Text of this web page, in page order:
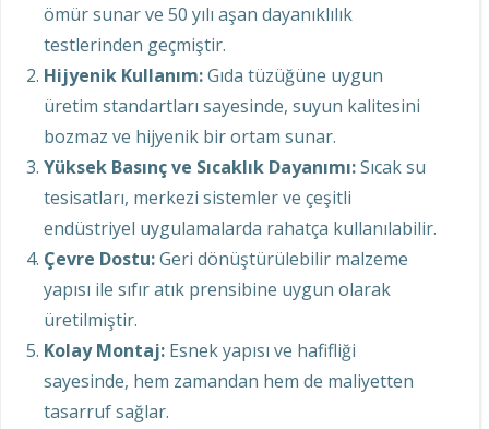
ömür sunar ve 50 yılı aşan dayanıklılık
testlerinden geçmiştir.
Hijyenik Kullanım:Gıda tüzüğüne uygun
üretim standartları sayesinde, suyun kalitesini
bozmaz ve hijyenik bir ortam sunar.
Yüksek Basınç ve Sıcaklık Dayanımı:Sıcak su
tesisatları, merkezi sistemler ve çeşitli
endüstriyel uygulamalarda rahatça kullanılabilir.
Çevre Dostu:Geri dönüştürülebilir malzeme
yapısı ile sıfır atık prensibine uygun olarak
üretilmiştir.
Kolay Montaj: Esnek yapısı ve hafifliği
sayesinde, hem zamandan hem de maliyetten
tasarruf sağlar.